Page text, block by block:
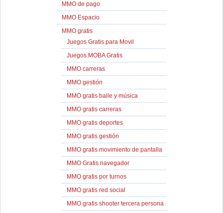
MMO de pago
MMO Espacio
MMO gratis
Juegos Gratis para Movil
Juegos MOBA Gratis
MMO carreras
MMO gestión
MMO gratis baile y música
MMO gratis carreras
MMO gratis deportes
MMO gratis gestión
MMO gratis movimiento de pantalla
MMO Gratis navegador
MMO gratis por turnos
MMO gratis red social
MMO gratis shooter tercera persona